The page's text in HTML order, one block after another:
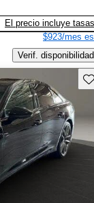
El precio incluye tasas
$923/mes
Verif. disponibilidad